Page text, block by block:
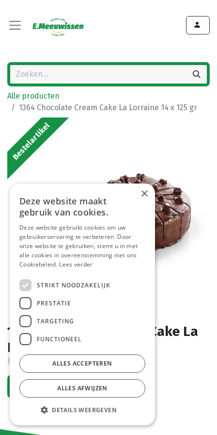
Alle producten
1364 Chocolate Cream Cake La Lorraine 14 x 125 gr
Bestelartikel
1364 Chocolate Cream Cake La
Lorraine 14 x 125 gr
Bestelartikel
Vraag een account aan
×
Deze website maakt
gebruik van cookies.
Deze website gebruikt cookies om uw
gebruikerservaring te verbeteren. Door
onze website te gebruiken, stemt u in met
alle cookies in overeenstemming met ons
Cookiebeleid. Lees verder
STRIKT NOODZAKELIJK
PRESTATIE
TARGETING
FUNCTIONEEL
ALLES ACCEPTEREN
ALLES AFWIJZEN
DETAILS WEERGEVEN